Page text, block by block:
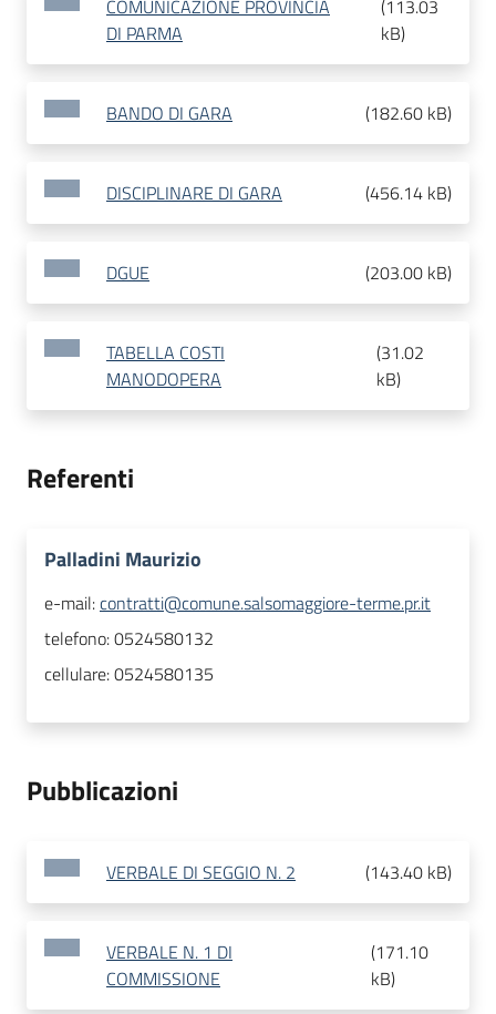
COMUNICAZIONE PROVINCIA
DI PARMA
(113.03
kB)
BANDO DI GARA (182.60 kB)
DISCIPLINARE DI GARA (456.14 kB)
DGUE (203.00 kB)
TABELLA COSTI
MANODOPERA
(31.02
kB)
Referenti
Palladini Maurizio
e-mail:contratti@comune.salsomaggiore-terme.pr.it
telefono:0524580132
cellulare:0524580135
Pubblicazioni
VERBALE DI SEGGIO N. 2 (143.40 kB)
VERBALE N. 1 DI
COMMISSIONE
(171.10
kB)